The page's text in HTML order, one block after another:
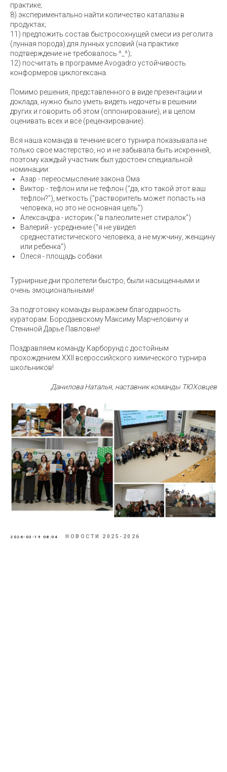
практике;
8) экспериментально найти количество каталазы в
продуктах;
11) предложить состав быстросохнущей смеси из реголита
(лунная порода) для лунных условий (на практике
подтверждение не требовалось ^_^);
12) посчитать в программе Avogadro устойчивость
конформеров циклогексана.
Помимо решения, представленного в виде презентации и
доклада, нужно было уметь видеть недочёты в решении
других и говорить об этом (оппонирование), и в целом
оценивать всех и всё (рецензирование).
Вся наша команда в течение всего турнира показывала не
только свое мастерство, но и не забывала быть искренней,
поэтому каждый участник был удостоен специальной
номинации:
Азар - переосмысление закона Ома
Виктор - тефлон или не тефлон ("да, кто такой этот ваш
тефлон?"), меткость ("растворитель может попасть на
человека, но это не основная цель")
Александра - историк ("в палеолите нет стиралок")
Валерий - усреднение ("я не увидел
среднестатистического человека, а не мужчину, женщину
или ребенка")
Олеся - площадь собаки.
Турнирные дни пролетели быстро, были насыщенными и
очень эмоциональными!
За подготовку команды выражаем благодарность
кураторам: Бородаевскому Максиму Марчеловичу и
Стениной Дарье Павловне!
Поздравляем команду Карборунд с достойным
прохождением XXII всероссийского химического турнира
школьников!
Данилова Наталья, наставник команды ТЮХовцев
2026-03-19 08:04 НОВОСТИ 2025-2026